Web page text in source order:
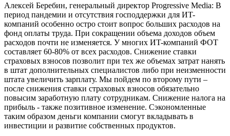
Алексей Беребин, генеральный директор Progressive Media: В
период пандемии и отсутствия господдержки для ИT-
компаний особенно остро стоит вопрос больших расходов на
фонд оплаты труда. При сокращении объема доходов объем
расходов почти не изменяется. У многих ИT-компаний ФОТ
составляет 60-80% от всех расходов. Снижение ставки
страховых взносов позволит при тех же объемах затрат нанять
в штат дополнительных специалистов либо при неизменности
штата увеличить зарплату. Мы пойдем по второму пути –
после снижения ставки страховых взносов обязательно
повысим заработную плату сотрудникам. Снижение налога на
прибыль - также позитивное изменение. Сэкономленные
таким образом деньги компании смогут вкладывать в
инвестиции и развитие собственных продуктов.